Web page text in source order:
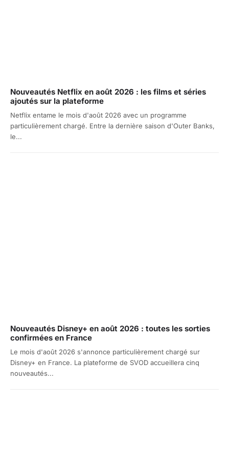
Nouveautés Netflix en août 2026 : les films et séries
ajoutés sur la plateforme
Netflix entame le mois d'août 2026 avec un programme
particulièrement chargé. Entre la dernière saison d'Outer Banks,
le...
Nouveautés Disney+ en août 2026 : toutes les sorties
confirmées en France
Le mois d'août 2026 s'annonce particulièrement chargé sur
Disney+ en France. La plateforme de SVOD accueillera cinq
nouveautés...